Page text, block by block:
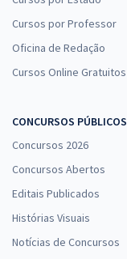
Cursos por Professor
Oficina de Redação
Cursos Online Gratuitos
CONCURSOS PÚBLICOS
Concursos 2026
Concursos Abertos
Editais Publicados
Histórias Visuais
Notícias de Concursos